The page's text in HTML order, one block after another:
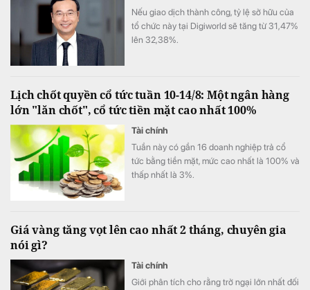
Nếu giao dịch thành công, tỷ lệ sở hữu của
tổ chức này tại Digiworld sẽ tăng từ 31,47%
lên 32,38%.
Lịch chốt quyền cổ tức tuần 10-14/8: Một ngân hàng
lớn "lăn chốt", cổ tức tiền mặt cao nhất 100%
Tài chính
Tuần này có gần 16 doanh nghiệp trả cổ
tức bằng tiền mặt, mức cao nhất là 100% và
thấp nhất là 3%.
Giá vàng tăng vọt lên cao nhất 2 tháng, chuyên gia
nói gì?
Tài chính
Giới phân tích cho rằng trở ngại lớn nhất đối